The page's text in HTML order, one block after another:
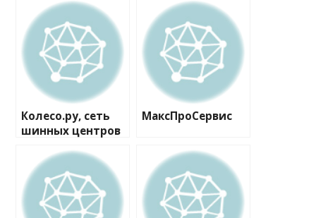
Колесо.ру, сеть
шинных центров
МаксПроСервис